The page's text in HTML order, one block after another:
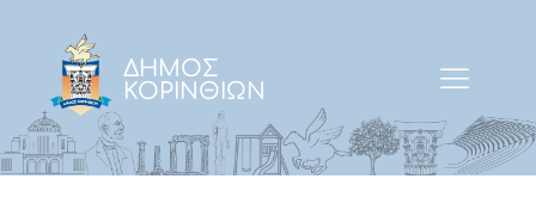
ΔΗΜΟΣ
ΚΟΡΙΝΘΙΩΝ